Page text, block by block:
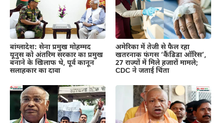
बांग्लादेश: सेना प्रमुख मोहम्मद
यूनुस को अंतरिम सरकार का प्रमुख
बनाने के खिलाफ थे, पूर्व कानून
सलाहकार का दावा
अमेरिका में तेजी से फैल रहा
खतरनाक फंगस ‘कैंडिडा ऑरिस’,
27 राज्यों में मिले हजारों मामले;
CDC ने जताई चिंता